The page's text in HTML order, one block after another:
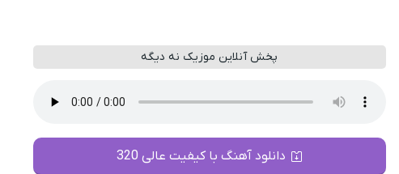
پخش آنلاین موزیک نه دیگه
دانلود آهنگ با کیفیت عالی 320